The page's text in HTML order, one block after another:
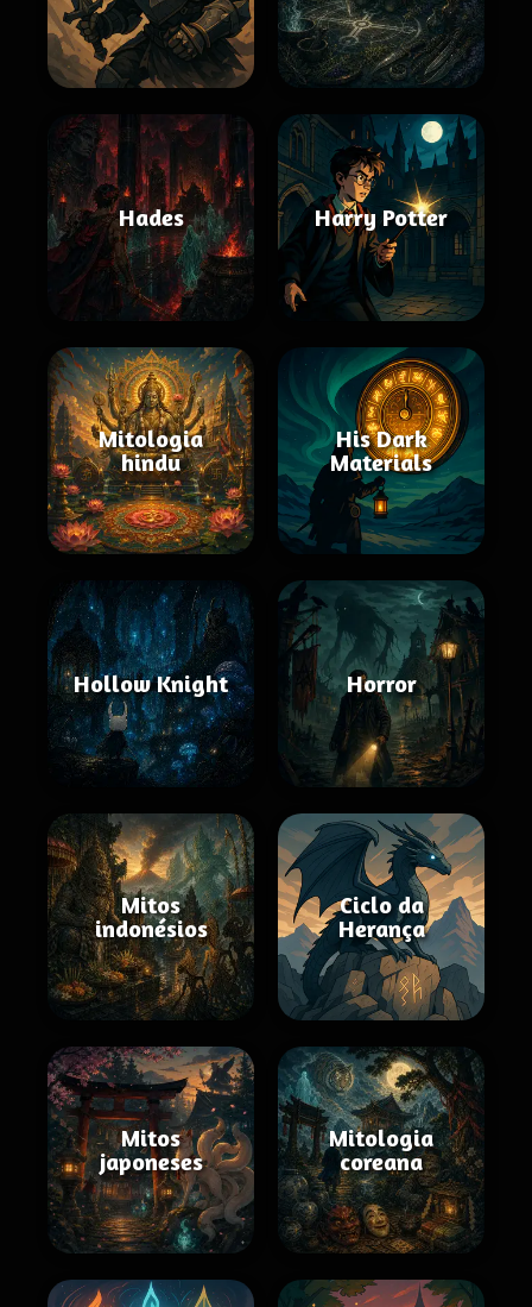
Hades Harry Potter
Mitologia
hindu
His Dark
Materials
Hollow Knight Horror
Mitos
indonésios
Ciclo da
Herança
Mitos
japoneses
Mitologia
coreana